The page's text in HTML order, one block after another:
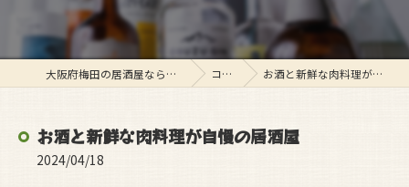
大阪府梅田の居酒屋ならスタンド ぱと コラム お酒と新鮮な肉料理が自慢の居酒屋
お酒と新鮮な肉料理が自慢の居酒屋
2024/04/18